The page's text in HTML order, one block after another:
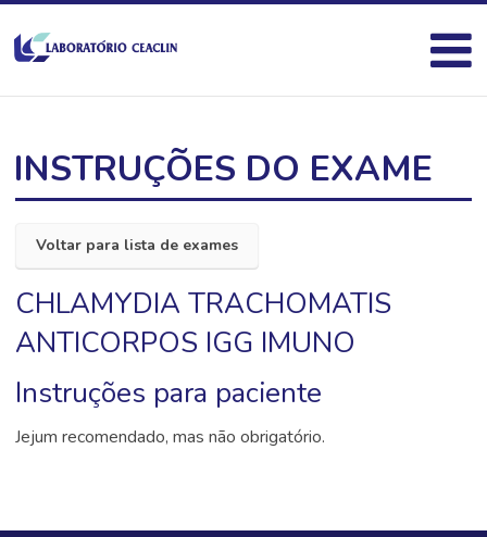
INSTRUÇÕES DO EXAME
Voltar para lista de exames
CHLAMYDIA TRACHOMATIS
ANTICORPOS IGG IMUNO
Instruções para paciente
Jejum recomendado, mas não obrigatório.